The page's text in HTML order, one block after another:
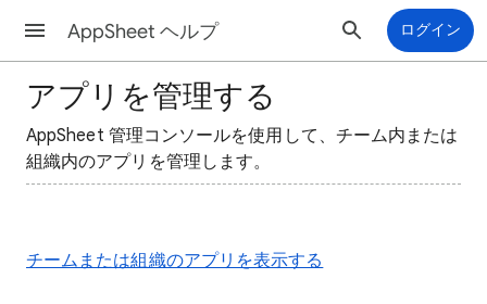
AppSheet ヘルプ ログイン
アプリを管理する
AppSheet 管理コンソールを使用して、チーム内または
組織内のアプリを管理します。
チームまたは組織のアプリを表示する